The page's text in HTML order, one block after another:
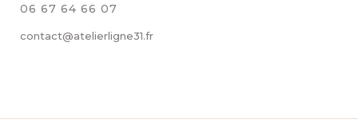
06 67 64 66 07
contact@atelierligne31.fr